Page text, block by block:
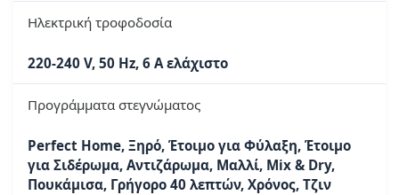
Ηλεκτρική τροφοδοσία
220-240 V, 50 Hz, 6 A ελάχιστο
Προγράμματα στεγνώματος
Perfect Home, Ξηρό, Έτοιμο για Φύλαξη, Έτοιμο
για Σιδέρωμα, Αντιζάρωμα, Μαλλί, Mix & Dry,
Πουκάμισα, Γρήγορο 40 λεπτών, Χρόνος, Τζιν